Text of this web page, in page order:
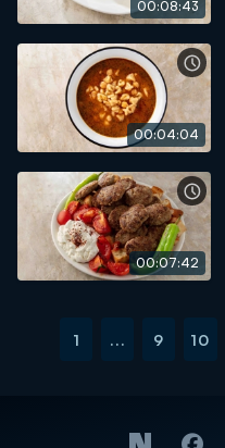
00:08:43
00:04:04
00:07:42
1 ... 9 10